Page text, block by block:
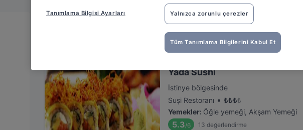
En İyiler Yakınımda
Yada Sushi
İstinye bölgesinde
Suşi Restoranı • ₺₺₺₺
Yemekler: Öğle yemeği, Akşam Yemeği
5.3/6 13 değerlendirme
Yalnızca zorunlu çerezler
Tüm Tanımlama Bilgilerini Kabul Et
Tanımlama Bilgisi Ayarları